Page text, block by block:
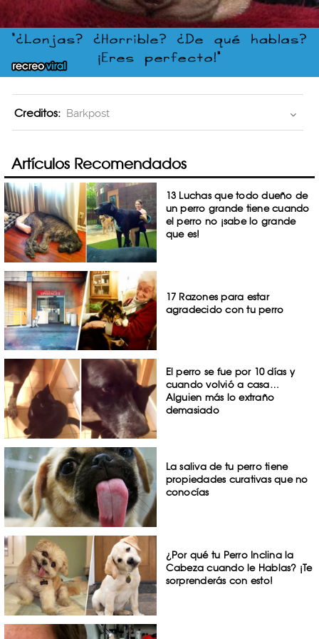
Creditos: Barkpost
Artículos Recomendados
13 Luchas que todo dueño de
un perro grande tiene cuando
el perro no ¡sabe lo grande
que es!
17 Razones para estar
agradecido con tu perro
El perro se fue por 10 días y
cuando volvió a casa…
Alguien más lo extraño
demasiado
La saliva de tu perro tiene
propiedades curativas que no
conocías
¿Por qué tu Perro Inclina la
Cabeza cuando le Hablas? ¡Te
sorprenderás con esto!